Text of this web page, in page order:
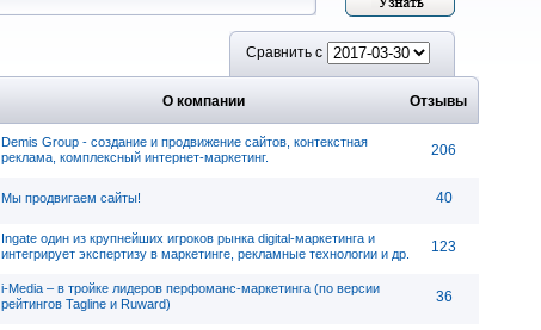
Сравнить с
О компании Отзывы
Demis Group - cоздание и продвижение сайтов, контекстная
реклама, комплексный интернет-маркетинг.
206
Мы продвигаем сайты! 40
Ingate один из крупнейших игроков рынка digital-маркетинга и
интегрирует экспертизу в маркетинге, рекламные технологии и др.
123
i-Media – в тройке лидеров перфоманс-маркетинга (по версии
рейтингов Tagline и Ruward)
36